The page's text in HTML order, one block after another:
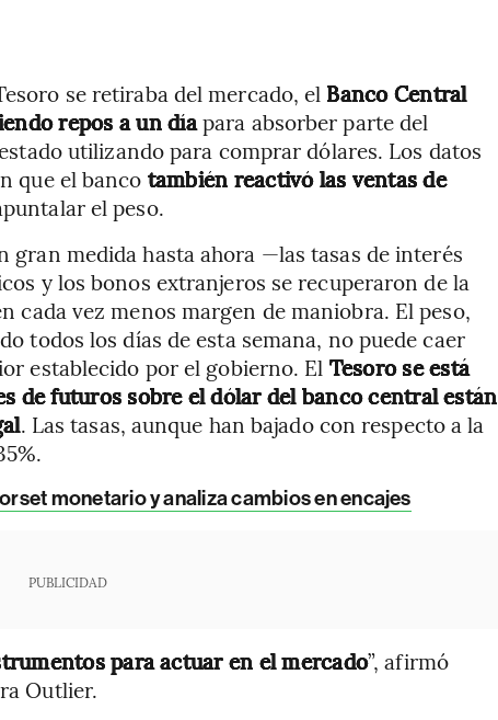
se retiraba del mercado, el Banco Central
repos a un díapara absorber parte del
utilizando para comprar dólares. Los datos
que el banco también reactivó las ventas de
el peso.
gran medida hasta ahora —las tasas de interés
y los bonos extranjeros se recuperaron de la
cada vez menos margen de maniobra. El peso,
todos los días de esta semana, no puede caer
establecido por el gobierno. El Tesoro se está
de futuros sobre el dólar del banco central están
. Las tasas, aunque han bajado con respecto a la
monetario y analiza cambios en encajes
PUBLICIDAD
para actuar en el mercado”, afirmó
Outlier.